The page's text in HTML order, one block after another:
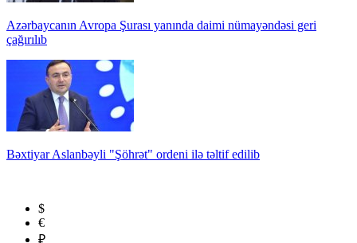
Azərbaycanın Avropa Şurası yanında daimi nümayəndəsi geri
çağırılıb
Bəxtiyar Aslanbəyli "Şöhrət" ordeni ilə təltif edilib
$
€
₽